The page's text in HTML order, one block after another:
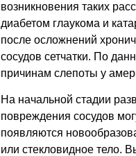
возникновения таких
диабетом глаукома и
после осложнений
сосудов сетчатки. По
причинам слепоты у
На начальной стадии
повреждения сосудов
появляются
или стекловидное тело.